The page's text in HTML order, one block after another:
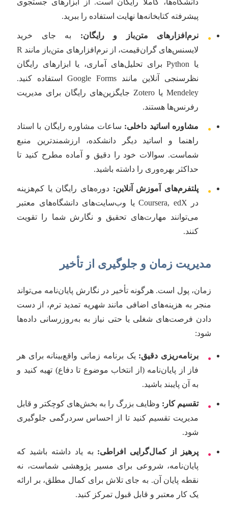
دانشگاه‌ها، کاملاً رایگان است. از ابزارهای جستجوی
پیشرفته کتابخانه‌ها نهایت استفاده را ببرید.
• نرم‌افزارهای متن‌باز و رایگان: به جای خرید
لایسنس‌های گران‌قیمت، از نرم‌افزارهای متن‌باز مانند R
یا Python برای تحلیل‌های آماری، یا ابزارهای رایگان
نظرسنجی آنلاین مانند Google Forms استفاده کنید.
Mendeley یا Zotero جایگزین‌های رایگان برای مدیریت
رفرنس‌ها هستند.
• مشاوره اساتید داخلی: ساعات مشاوره رایگان با استاد
راهنما و اساتید دیگر دانشکده، ارزشمندترین منبع
شماست. سوالات خود را دقیق و آماده مطرح کنید تا
حداکثر بهره‌وری را داشته باشید.
• پلتفرم‌های آموزش آنلاین: دوره‌های رایگان یا کم‌هزینه
در Coursera, edX یا وب‌سایت‌های دانشگاه‌های معتبر
می‌توانند مهارت‌های تحقیق و نگارش شما را تقویت
کنند.
مدیریت زمان و جلوگیری از تأخیر
زمان، پول است. هرگونه تأخیر در نگارش پایان‌نامه می‌تواند
منجر به هزینه‌های اضافی مانند شهریه تمدید ترم، از دست
دادن فرصت‌های شغلی یا حتی نیاز به به‌روزرسانی داده‌ها
شود:
• برنامه‌ریزی دقیق: یک برنامه زمانی واقع‌بینانه برای هر
فاز از پایان‌نامه (از انتخاب موضوع تا دفاع) تهیه کنید و
به آن پایبند باشید.
• تقسیم کار: وظایف بزرگ را به بخش‌های کوچکتر و قابل
مدیریت تقسیم کنید تا از احساس سردرگمی جلوگیری
شود.
• پرهیز از کمال‌گرایی افراطی: به یاد داشته باشید که
پایان‌نامه، شروعی برای مسیر پژوهشی شماست، نه
نقطه پایان آن. به جای تلاش برای کمال مطلق، بر ارائه
یک کار معتبر و قابل قبول تمرکز کنید.